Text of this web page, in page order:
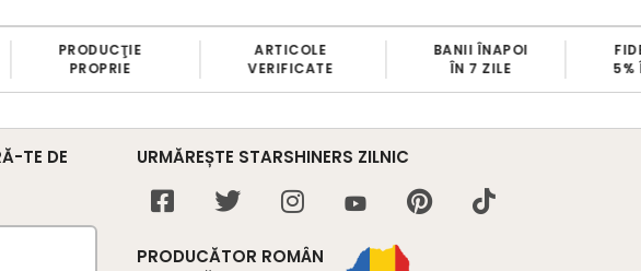
PRODUCŢIE
PROPRIE
ARTICOLE
VERIFICATE
BANII ÎNAPOI
ÎN 7 ZILE
5%
TE DE
URMĂREȘTE STARSHINERS ZILNIC
PRODUCĂTOR ROMÂN